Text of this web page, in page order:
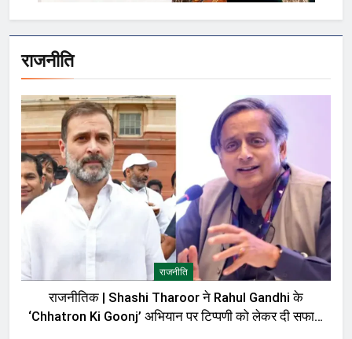
राजनीति
राजनीति
राजनीतिक | Shashi Tharoor ने Rahul Gandhi के
‘Chhatron Ki Goonj’ अभियान पर टिप्पणी को लेकर दी सफाई,